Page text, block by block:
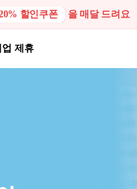
5% 할인쿠폰 지급
할인쿠폰 을 매달 드려요
업 제휴